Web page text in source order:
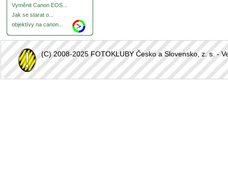
Vyměnit Canon EOS...
Jak se starat o...
objektívy na canon...
(C) 2008-2025 FOTOKLUBY Česko a Slovensko, z. s. -